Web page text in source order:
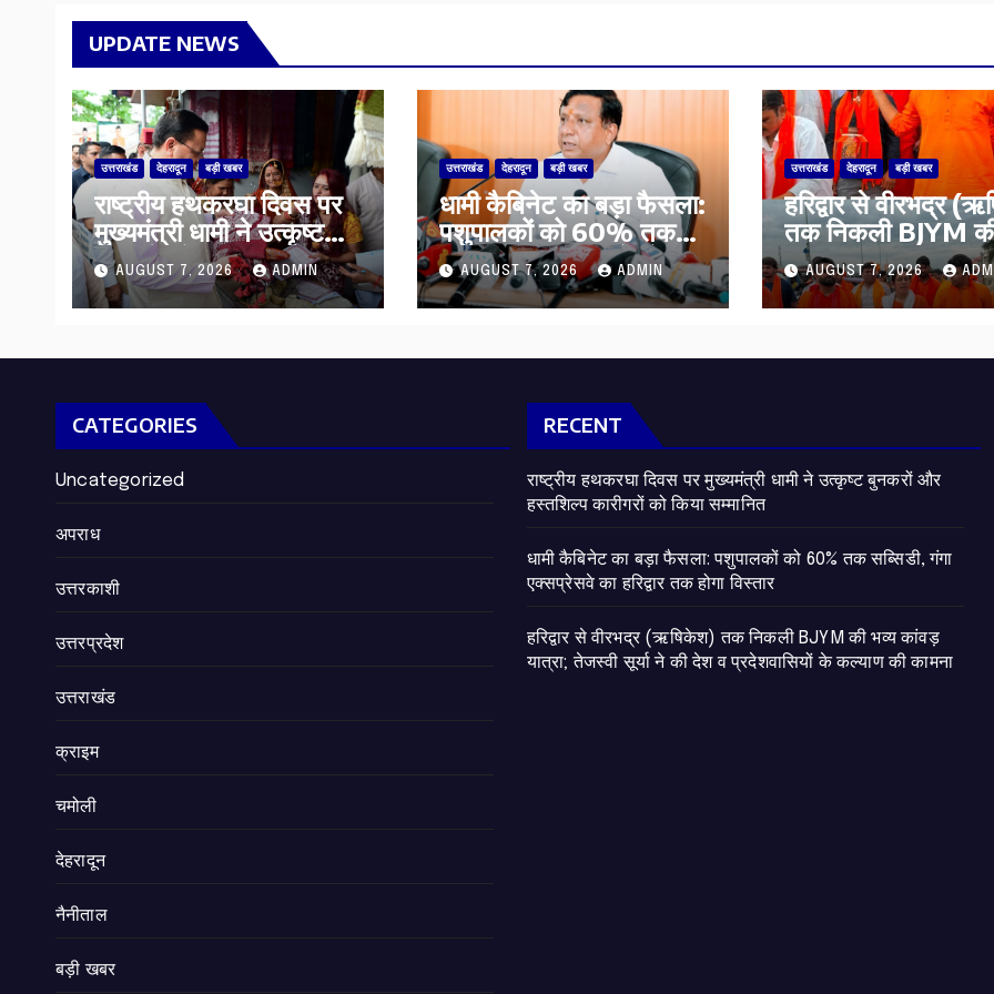
UPDATE NEWS
उत्तराखंड देहरादून बड़ी खबर
राष्ट्रीय हथकरघा दिवस पर
मुख्यमंत्री धामी ने उत्कृष्ट
बुनकरों और हस्तशिल्प
कारीगरों को किया सम्मानित
AUGUST 7, 2026 ADMIN
उत्तराखंड देहरादून बड़ी खबर
​धामी कैबिनेट का बड़ा फैसला:
पशुपालकों को 60% तक
सब्सिडी, गंगा एक्सप्रेसवे का
हरिद्वार तक होगा विस्तार
AUGUST 7, 2026 ADMIN
उत्तराखंड देहरादून बड़ी खबर
​हरिद्वार से वीरभद्र
तक निकली BJYM
कांवड़ यात्रा; तेजस्वी
की देश व
कल्याण की कामना
AUGUST 7, 2026
CATEGORIES
Uncategorized
अपराध
उत्तरकाशी
उत्तरप्रदेश
उत्तराखंड
क्राइम
चमोली
देहरादून
नैनीताल
बड़ी खबर
RECENT
राष्ट्रीय हथकरघा दिवस पर मुख्यमंत्री धामी ने उत्कृष्ट बुनकरों और
हस्तशिल्प कारीगरों को किया सम्मानित
​धामी कैबिनेट का बड़ा फैसला: पशुपालकों को 60% तक सब्सिडी, गंगा
एक्सप्रेसवे का हरिद्वार तक होगा विस्तार
​हरिद्वार से वीरभद्र (ऋषिकेश) तक निकली BJYM की भव्य कांवड़
यात्रा; तेजस्वी सूर्या ने की देश व प्रदेशवासियों के कल्याण की कामना